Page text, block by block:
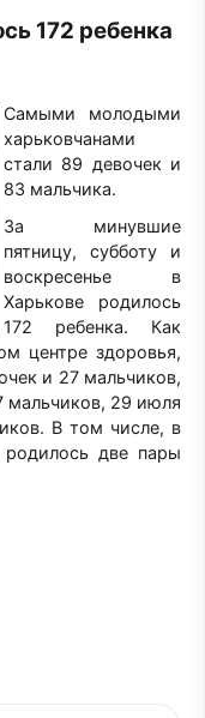
172 ребенка
Самыми молодыми
харьковчанами
стали 89 девочек и
83 мальчика.
За минувшие
пятницу, субботу и
воскресенье в
Харькове родилось
172 ребенка. Как
центре здоровья,
и 27 мальчиков,
мальчиков, 29 июля
В том числе, в
родилось две пары